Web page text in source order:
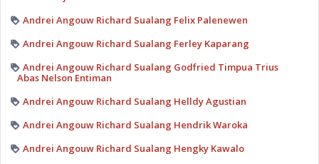
Andrei Angouw Richard Sualang Felix Palenewen
Andrei Angouw Richard Sualang Ferley Kaparang
Andrei Angouw Richard Sualang Godfried Timpua Trius
Abas Nelson Entiman
Andrei Angouw Richard Sualang Helldy Agustian
Andrei Angouw Richard Sualang Hendrik Waroka
Andrei Angouw Richard Sualang Hengky Kawalo